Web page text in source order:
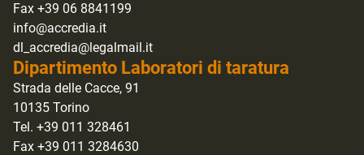
Fax +39 06 8841199
info@accredia.it
dl_accredia@legalmail.it
Dipartimento Laboratori di taratura
Strada delle Cacce, 91
10135 Torino
Tel. +39 011 328461
Fax +39 011 3284630